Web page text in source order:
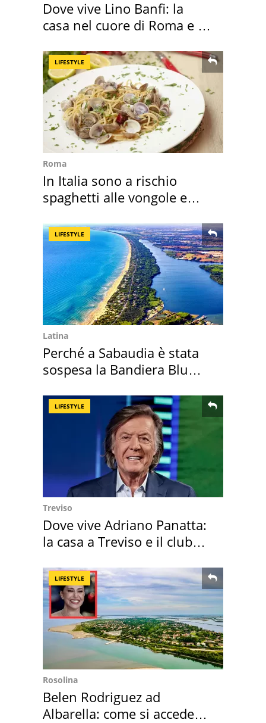
Dove vive Lino Banfi: la
casa nel cuore di Roma e i
LIFESTYLE
Roma
In Italia sono a rischio
spaghetti alle vongole e
LIFESTYLE
Latina
Perché a Sabaudia è stata
sospesa la Bandiera Blu
LIFESTYLE
Treviso
Dove vive Adriano Panatta:
la casa a Treviso e il club
LIFESTYLE
Rosolina
Belen Rodriguez ad
Albarella: come si accede